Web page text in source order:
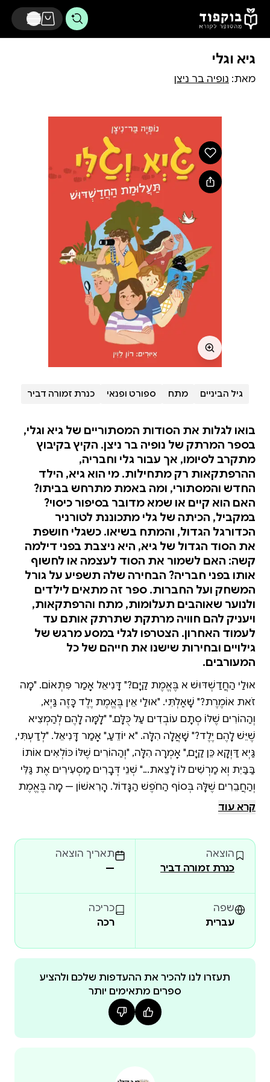
דלג לתוכן הראשי
גיא וגלי
מאת: נופיה בר ניצן
גיל הביניים מתח ספורט ופנאי כנרת זמורה דביר
בואו לגלות את הסודות המסתוריים של גיא וגלי,
בספר המרתק של נופיה בר ניצן. הקיץ בקיבוץ
מתקרב לסיומו, אך עבור גלי וחבריה,
ההרפתקאות רק מתחילות. מי הוא גיא, הילד
החדש והמסתורי, ומה באמת מתרחש בביתו?
האם הוא קיים או שמא מדובר בסיפור כיסוי?
במקביל, הכיתה של גלי מתכוננת לטורניר
הכדורגל הגדול, והמתח בשיאו. כשגלי חושפת
את הסוד הגדול של גיא, היא ניצבת בפני דילמה
קשה: האם לשמור את הסוד לעצמה או לחשוף
אותו בפני חבריה? הבחירה שלה תשפיע על גורל
המשחק ועל החברות. ספר זה מתאים לילדים
ולנוער שאוהבים תעלומות, מתח והרפתקאות,
ויעניק להם חוויה מרתקת שתרתק אותם עד
לעמוד האחרון. הצטרפו לגלי במסע מרגש של
גילויים ובחירות שישנו את חייהם של כל
המעורבים.
אוּלַי הַחֲדַשְׁדּוּשׁ לֹא בֶּאֱמֶת קַיָּם?" דָּנִיאֵל אָמַר פִּתְאוֹם. "מָה
זֹאת אוֹמֶרֶת?" שָׁאַלְתִּי. "אוּלַי אֵין בֶּאֱמֶת יֶלֶד כָּזֶה גַּיְא,
וְהַהוֹרִים שֶׁלּוֹ סְתָם עוֹבְדִים עַל כֻּלָּם." "לָמָּה לָהֶם לְהַמְצִיא
שֶׁיֵּשׁ לָהֶם יֶלֶד?" שָׁאֲלָה הִלָּה. "לֹא יוֹדֵעַ," אָמַר דָּנִיאֵל. "לְדַעְתִּי,
גַּיְא דַּוְקָא כֵּן קַיָּם," אָמְרָה הִלָּה, "וְהַהוֹרִים שֶׁלּוֹ כּוֹלְאִים אוֹתוֹ
בַּבַּיִת וְלֹא מַרְשִׁים לוֹ לָצֵאת..." שְׁנֵי דְּבָרִים מַסְעִירִים אֶת גַּלִּי
וְהַחֲבֵרִים שֶׁלָּהּ בְּסוֹף הַחֹפֶשׁ הַגָּדוֹל. הָרִאשׁוֹן — מָה בֶּאֱמֶת
קוֹרֶה שָׁם בַּבַּיִת שֶׁל הַחֲדַשְׁדּוּשׁ, הַיֶּלֶד הֶחָדָשׁ בַּקִּבּוּץ?
בְּטוּרְנִיר הַכַּדּוּרֶגֶל הַמִּתְקָרֵב? כְּשֶׁגַּלִּי מְגַלָּה אֶת הַסּוֹד
הַגָּדוֹל שֶׁל הַחֲדַשְׁדּוּשׁ, הִיא צְרִיכָה לְהַחְלִיט אִם לִשְׁמֹר לוֹ
אֱמוּנִים אוֹ לַחְשֹף אֶת סוֹדוֹ הַכּוֹאֵב בִּפְנֵי חַבְרֵי הַיַּלְדוּת
קרא עוד
הוצאה
כנרת זמורה דביר
תאריך הוצאה
—
שפה
עברית
כריכה
רכה
תעזרו לנו להכיר את ההעדפות שלכם ולהציע
ספרים מתאימים יותר